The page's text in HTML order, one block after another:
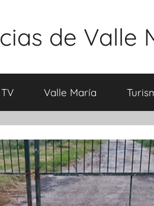
de Valle
Valle María